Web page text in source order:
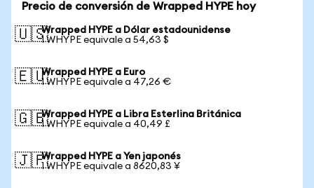
Precio de conversión de Wrapped HYPE hoy
🇺🇸Wrapped HYPE a Dólar estadounidense
1 WHYPE equivale a 54,63 $
🇪🇺Wrapped HYPE a Euro
1 WHYPE equivale a 47,26 €
🇬🇧Wrapped HYPE a Libra Esterlina Británica
1 WHYPE equivale a 40,49 £
🇯🇵Wrapped HYPE a Yen japonés
1 WHYPE equivale a 8620,83 ¥